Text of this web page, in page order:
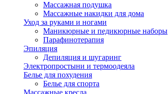
Массажная подушка
Массажные накидки для дома
Уход за руками и ногами
Маникюрные и педикюрные наборы
Парафинотерапия
Эпиляция
Депиляция и шугаринг
Электропростыни и термоодеяла
Белье для похудения
Белье для спорта
Массажные кресла